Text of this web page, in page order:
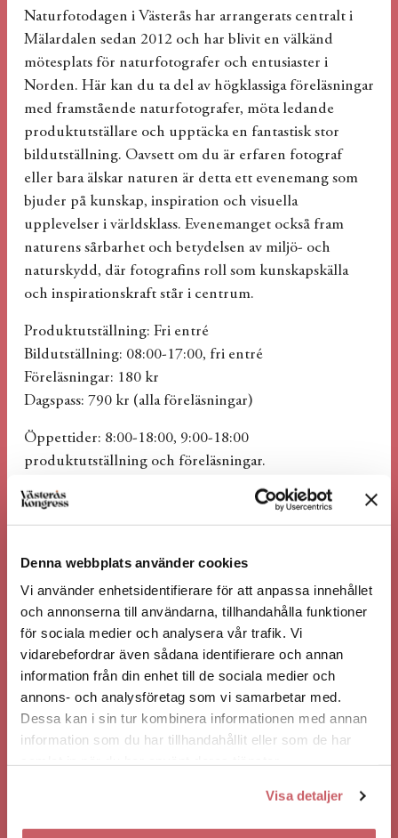
Denna webbplats använder cookies
Vi använder enhetsidentifierare för att anpassa innehållet
och annonserna till användarna, tillhandahålla funktioner
för sociala medier och analysera vår trafik. Vi
vidarebefordrar även sådana identifierare och annan
information från din enhet till de sociala medier och
annons- och analysföretag som vi samarbetar med.
Dessa kan i sin tur kombinera informationen med annan
information som du har tillhandahållit eller som de har
Visa detaljer
Naturfotodagen i Västerås har arrangerats centralt i
Mälardalen sedan 2012 och har blivit en välkänd
mötesplats för naturfotografer och entusiaster i
Norden. Här kan du ta del av högklassiga föreläsningar
med framstående naturfotografer, möta ledande
produktutställare och upptäcka en fantastisk stor
bildutställning. Oavsett om du är erfaren fotograf
eller bara älskar naturen är detta ett evenemang som
bjuder på kunskap, inspiration och visuella
upplevelser i världsklass. Evenemanget också fram
naturens sårbarhet och betydelsen av miljö- och
naturskydd, där fotografins roll som kunskapskälla
och inspirationskraft står i centrum.
Produktutställning: Fri entré
Bildutställning: 08:00-17:00, fri entré
Föreläsningar: 180 kr
Dagspass: 790 kr (alla föreläsningar)
Öppettider: 8:00-18:00, 9:00-18:00
produktutställning och föreläsningar.
Följ oss på
för senaste uppdateringar
INFÖR DITT BESÖK
ALLMÄNT